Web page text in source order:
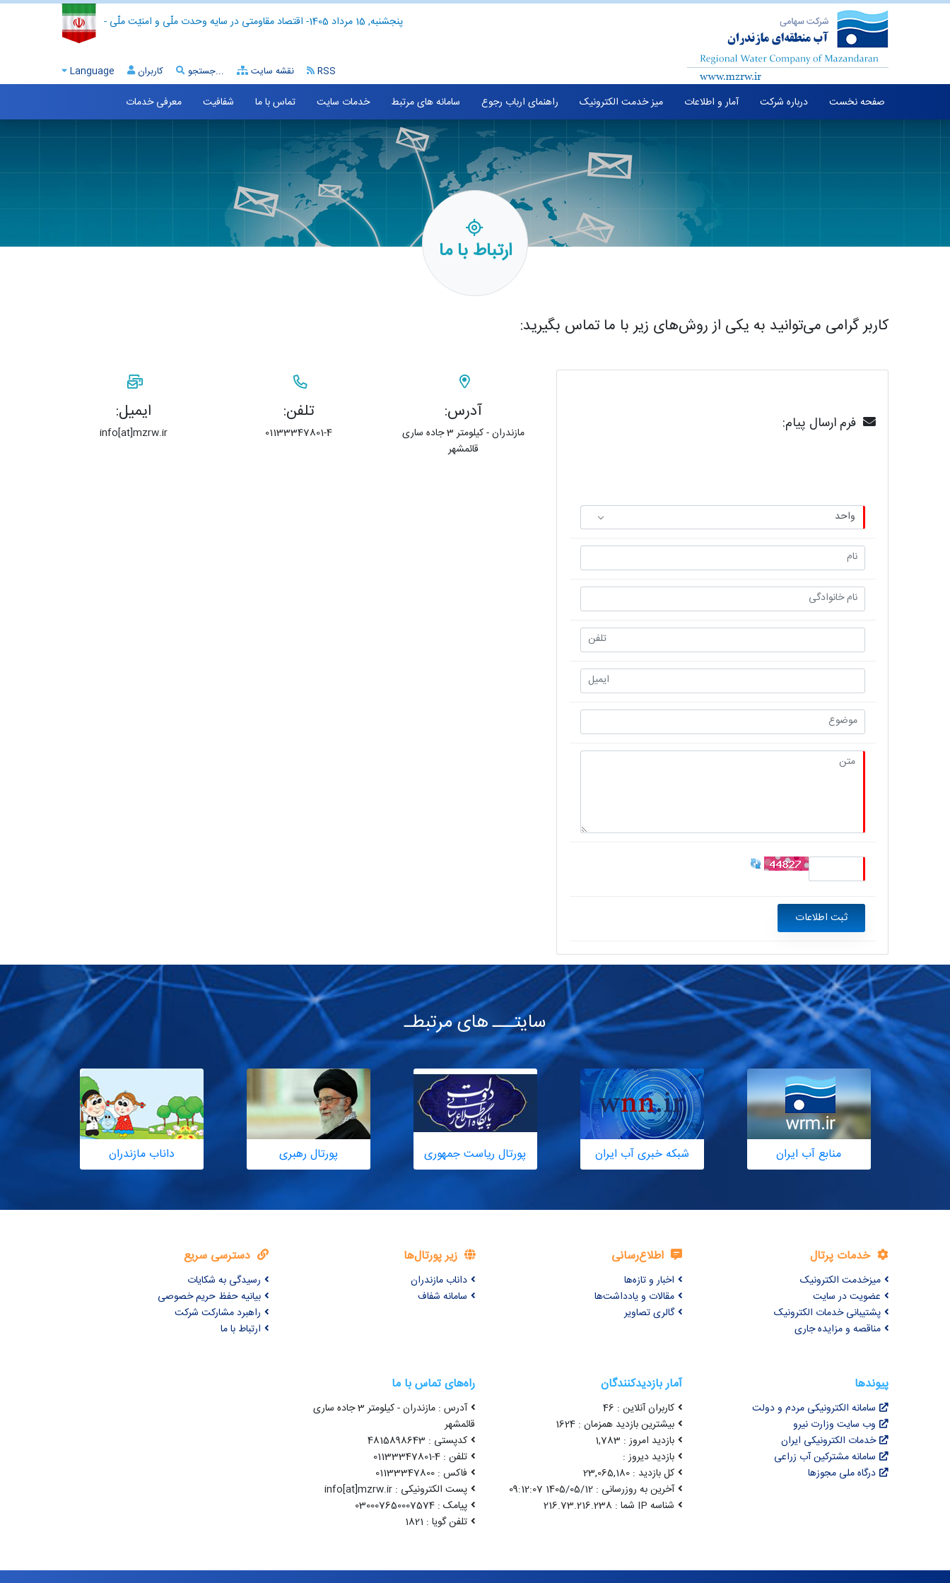
- اقتصاد مقاومتی در سایه وحدت ملّی و امنیّت ملّی - پنجشنبه, 15 مرداد 1405
Language کاربران جستجو... نقشه سایت RSS
صفحه نخست درباره شرکت آمار و اطلاعات میز خدمت الکترونیک راهنمای ارباب رجوع سامانه های مرتبط خدمات سایت تماس با ما شفافیت معرفی خدمات
ارتباط با ما
کاربر گرامی می‌توانید به یکی از روش‌های زیر با ما تماس بگیرید:
فرم ارسال پیام: آدرس:
مازندران - کیلومتر 3 جاده ساری
قائمشهر
تلفن:
01133347801-4
ایمیل:
info[at]mzrw.ir
سایتـــ های مرتبطـ
منابع آب ایران شبکه خبری آب ایران پورتال ریاست جمهوری پورتال رهبری داناب مازندران
خدمات پرتال
میزخدمت الکترونیک
عضویت در سایت
پشتیبانی خدمات الکترونیک
مناقصه و مزایده جاری
اطلاع‌رسانی
اخبار و تازه‌ها
مقالات و یادداشت‌ها
گالری تصاویر
زیر پورتال‌ها
داناب مازندران
سامانه شفاف
دسترسی سریع
رسیدگی به شکایات
بیانیه حفظ حریم خصوصی
راهبرد مشارکت شرکت
ارتباط با ما
پیوندها
سامانه الکترونیکی مردم و دولت
وب سایت وزارت نیرو
خدمات الکترونیکی ایران
سامانه مشترکین آب زراعی
درگاه ملی مجوزها
آمار بازدیدکنندگان
کاربران آنلاین : 46
بیشترین بازدید همزمان : 1624
بازدید امروز : 1,783
بازدید دیروز :
کل بازدید : 23,065,180
آخرین به روزرسانی : 1405/05/12 09:12:07
شناسه IP شما : 216.73.216.238
راه‌های تماس با ما
آدرس : مازندران - کیلومتر 3 جاده ساری
قائمشهر
کدپستی : 4815898643
تلفن : 4-01133347801
فاکس : 01133347800
پست الکترونیکی : info[at]mzrw.ir
پیامک : 030007650007574
تلفن گویا : 1821